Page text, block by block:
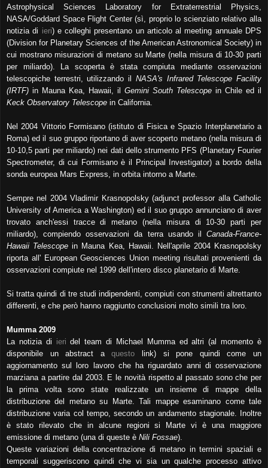
Astrophysical Sciences Laboratory for
Extraterrestrial Physics,
NASA/Goddard Space Flight Center (sì, proprio lo scienziato relativo alla
notizia di ieri) ecolleghi presentano un articolo al meeting annuale DPS
(Division for Planetary Sciences of the American Astronomical Society) in
cui mostrano misurazioni di metano su Marte (nella misura di 10-30 parti
per miliardo). La scoperta è stata compiuta mediante osservazioni
telescopiche terrestri, utilizzando il NASA's Infrared Telescope Facility
(IRTF) in Mauna Kea, Hawaii, il Gemini South Telescope in Chile ed il
Keck Observatory Telescope in California.
Nel 2004 Vittorio Formisano (istituto di Fisica e Spazio Interplanetario a
Roma) ed il suo gruppo riportano di averscoperto metano (nella misura di
10-10,5 parti per miliardo) nei dati dello strumento PFS (Planetary Fourier
Spectrometer, di cui Formisano è il Principal Investigator) a bordo della
sonda europea Mars Express, in orbita intorno a Marte.
Sempre nel 2004 Vladimir Krasnopolsky (adjunct professor alla Catholic
University of America a Washington) ed il suo gruppo annunciano di aver
trovato anch'essi tracce di metano (nella misura di 10-30 parti per
miliardo), compiendoosservazioni da terra usando ilCanada-France-
Hawaii Telescope in Mauna Kea, Hawaii. Nell'aprile 2004 Krasnopolsky
riporta all' European Geosciences Union meeting risultati provenienti da
osservazioni compiute nel 1999 dell'intero disco planetario di Marte.
Si tratta quindi di tre studi indipendenti, compiuti con strumenti altrettanto
differenti, e che però hanno raggiunto conclusioni molto simili tra loro.
Mumma 2009
La notizia di ieri del team di Michael Mumma ed altri (al momento è
disponibile un abstract aquesto link) si pone quindi come un
aggiornamento sul loro lavoro che ha riguardato anni di osservazione
marziana a partire dal 2003. E le novità rispetto al passato sono che per
la prima volta sono state realizzate un insieme di mappe della
distribuzione del metano su Marte. Tali mappe esaminano come tale
distribuzione varia col tempo, secondo un andamento stagionale. Inoltre
è stato rilevato che in alcune regioni si Marte vi è una maggiore
emissione di metano (una di queste è Nili Fossae).
Queste variazioni della concentrazione di metano in termini spaziali e
temporali suggeriscono quindi che vi sia unqualche processo attivo